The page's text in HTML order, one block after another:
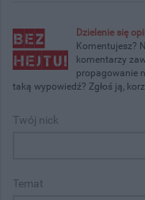
Dzielenie się
Komentujesz?
komentarzy
propagowanie
taką wypowiedź? Zgłoś ją,
Twój nick
Temat